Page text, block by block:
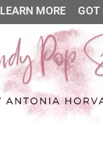
LEARN MORE GOT